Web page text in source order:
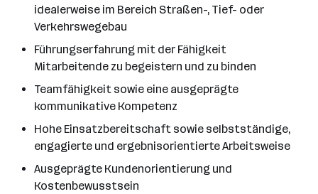
idealerweise im Bereich Straßen-, Tief- oder
Verkehrswegebau
Führungserfahrung mit der Fähigkeit
Mitarbeitende zu begeistern und zu binden
Teamfähigkeit sowie eine ausgeprägte
kommunikative Kompetenz
Hohe Einsatzbereitschaft sowie selbstständige,
engagierte und ergebnisorientierte Arbeitsweise
Ausgeprägte Kundenorientierung und
Kostenbewusstsein